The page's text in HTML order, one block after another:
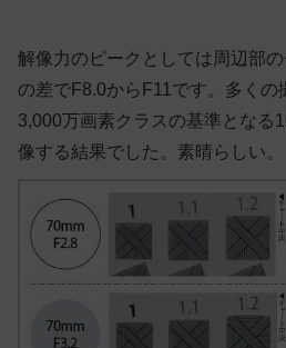
解像力のピークとしては周辺部
の差でF8.0からF11です。多くの
3,000万画素クラスの基準となる
像する結果でした。素晴らしい。